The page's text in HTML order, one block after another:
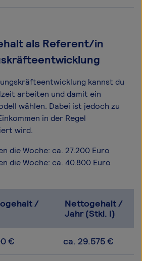
als Referent/in
kannst du
arbeiten und damit ein
wählen. Dabei ist jedoch zu
in der Regel
wird.
die Woche: ca. 27.200 Euro
die Woche: ca. 40.800 Euro
/
Nettogehalt /
Jahr (Stkl. I)
€ ca. 29.575 €